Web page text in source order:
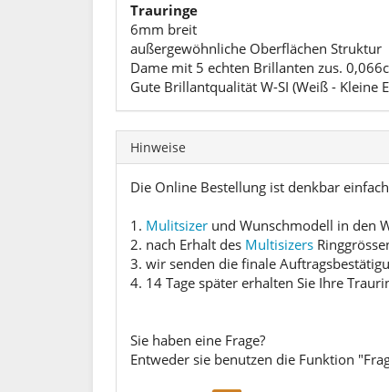
Trauringe
6mm breit
außergewöhnliche Oberflächen Struktur
Dame mit 5 echten Brillanten zus.
Gute Brillantqualität W-SI (Weiß - Kleine
Hinweise
Die Online Bestellung ist denkbar
1. Mulitsizer und Wunschmodell in den
2. nach Erhalt des Multisizers
3. wir senden die finale
4. 14 Tage später erhalten Sie Ihre
Sie haben eine Frage?
Entweder sie benutzen die Funktion